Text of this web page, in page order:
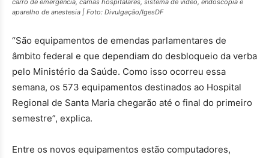
aparelho de anestesia | Foto: Divulgação/IgesDF
“São equipamentos de emendas parlamentares de
âmbito federal e que dependiam do desbloqueio da verba
pelo Ministério da Saúde. Como isso ocorreu essa
semana, os 573 equipamentos destinados ao Hospital
Regional de Santa Maria chegarão até o final do primeiro
semestre”, explica.
Entre os novos equipamentos estão computadores,